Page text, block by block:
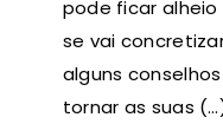
pode ficar
se vai
alguns
tornar as suas